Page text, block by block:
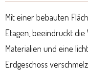
Mit einer bebauten
Etagen, beeindruckt
Materialien und eine
Erdgeschoss